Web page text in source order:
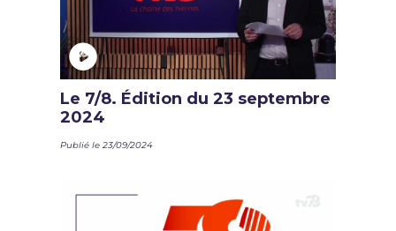
Le 7/8. Édition du 23 septembre
2024
Publié le 23/09/2024